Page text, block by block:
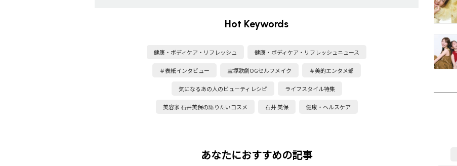
Hot Keywords
健康・ボディケア・リフレッシュ 健康・ボディケア・リフレッシュニュース
＃表紙インタビュー 宝塚歌劇OGセルフメイク ＃美的エンタメ部
気になるあの人のビューティレシピ ライフスタイル特集
美容家 石井美保の語りたいコスメ 石井 美保 健康・ヘルスケア
あなたにおすすめの記事